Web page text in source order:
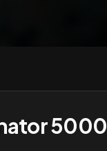
5000